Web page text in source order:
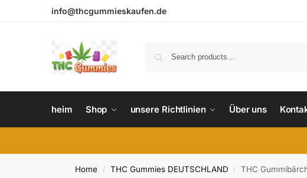
info@thcgummieskaufen.de
heim Shop unsere Richtlinien Über uns
Home / THC Gummies DEUTSCHLAND / THC